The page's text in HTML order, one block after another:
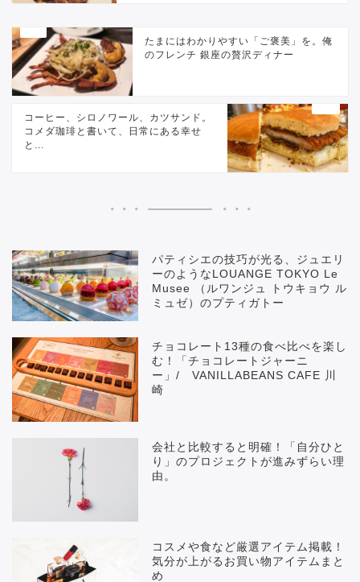
たまにはわかりやすい「ご褒美」を。俺
のフレンチ 銀座の贅沢ディナー
コーヒー、シロノワール、カツサンド。
コメダ珈琲と書いて、日常にある幸せ
と...
パティシエの技巧が光る、ジュエリ
ーのようなLOUANGE TOKYO Le
Musee （ルワンジュ トウキョウ ル
ミュゼ）のプティガトー
チョコレート13種の食べ比べを楽し
む！「チョコレートジャーニ
ー」/ VANILLABEANS CAFE 川
崎
会社と比較すると明確！「自分ひと
り」のプロジェクトが進みずらい理
由。
コスメや食など厳選アイテム掲載！
気分が上がるお買い物アイテムまと
め